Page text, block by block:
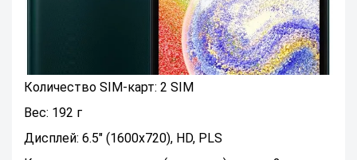
Количество SIM-карт: 2 SIM
Вес: 192 г
Дисплей: 6.5" (1600x720), HD, PLS